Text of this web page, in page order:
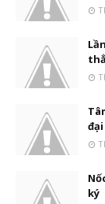
ký